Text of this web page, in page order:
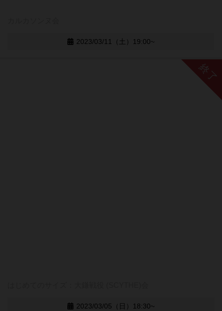
2023/03/11（土）19:00~
終了
2023/03/05（日）18:30~